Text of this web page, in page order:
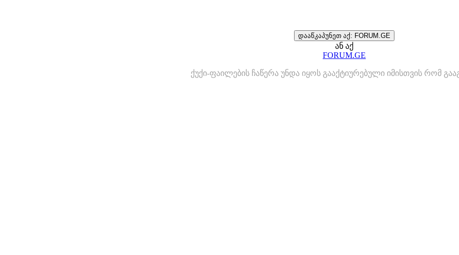
დააწკაპუნეთ აქ: FORUM.GE
ან აქ
FORUM.GE
ქუქი-ფაილების ჩაწერა უნდა იყოს გააქტიურებული იმისთვის რომ